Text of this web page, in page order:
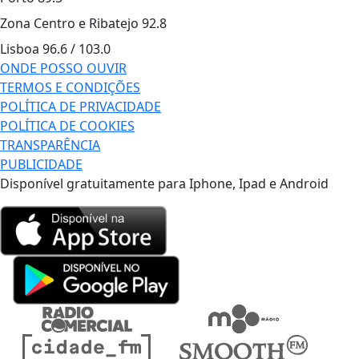
Zona Centro e Ribatejo 92.8
Lisboa 96.6 / 103.0
ONDE POSSO OUVIR
TERMOS E CONDIÇÕES
POLÍTICA DE PRIVACIDADE
POLÍTICA DE COOKIES
TRANSPARÊNCIA
PUBLICIDADE
Disponível gratuitamente para Iphone, Ipad e Android